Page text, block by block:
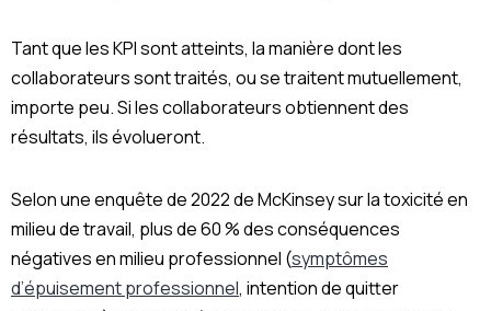
Tant que les KPI sont atteints, la manière dont les
collaborateurs sont traités, ou se traitent mutuellement,
importe peu. Si les collaborateurs obtiennent des
résultats, ils évolueront.
Selon une enquête de 2022 de McKinsey sur la toxicité en
milieu de travail, plus de 60 % des conséquences
négatives en milieu professionnel (symptômes
d’épuisement professionnel, intention de quitter